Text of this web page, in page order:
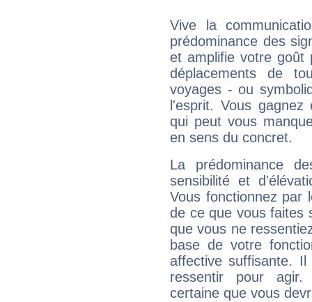
Vive la
prédominance des
et amplifie votre goût
déplacements de
voyages - ou
l'esprit. Vous
qui peut vous
en sens du concret.
La prédominance
sensibilité et
Vous fonctionnez
de ce que vous faites
que vous ne
base de votre
affective suffisante.
ressentir pour agir.
certaine que vous